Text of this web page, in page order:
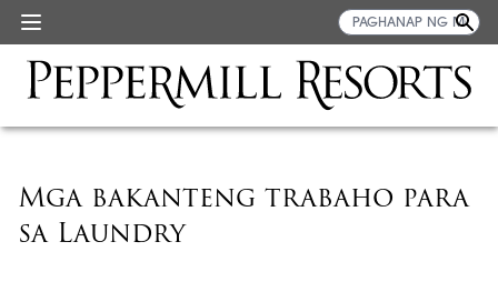
Mga bakanteng trabaho para
sa Laundry